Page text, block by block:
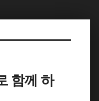
함께 하